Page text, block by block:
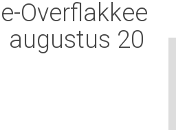
Overflakkee
augustus 20